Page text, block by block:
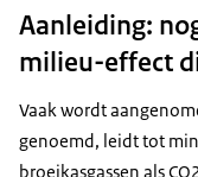
Aanleiding:
milieu-effect
Vaak wordt
genoemd, leidt tot
broeikasgassen als